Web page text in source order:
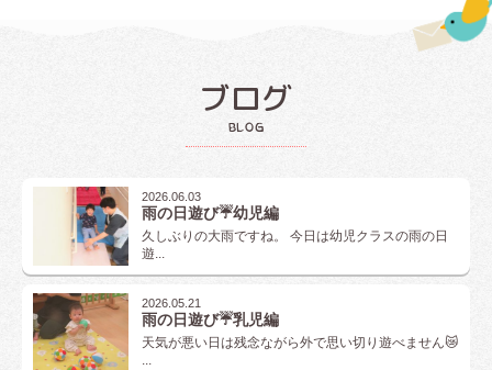
ブログ
blog
2026.06.03
雨の日遊び☔幼児編
久しぶりの大雨ですね。 今日は幼児クラスの雨の日
遊...
2026.05.21
雨の日遊び☔乳児編
天気が悪い日は残念ながら外で思い切り遊べません😿
...